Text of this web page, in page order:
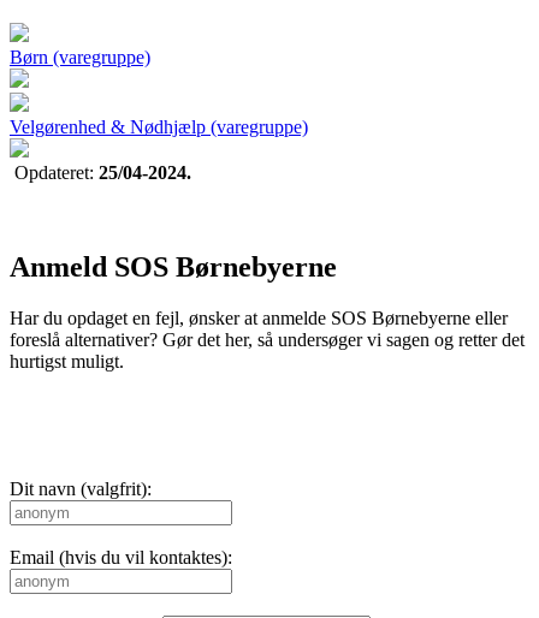
Børn (varegruppe)
Velgørenhed & Nødhjælp (varegruppe)
Opdateret: 25/04-2024.
Anmeld SOS Børnebyerne
Har du opdaget en fejl, ønsker at anmelde SOS Børnebyerne eller
foreslå alternativer? Gør det her, så undersøger vi sagen og retter det
hurtigst muligt.
Dit navn (valgfrit):
Email (hvis du vil kontaktes):